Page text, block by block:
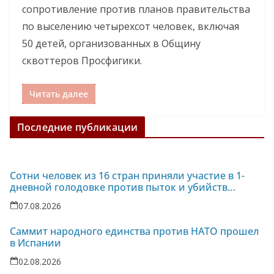
сопротивление против планов правительства
по выселению четырехсот человек, включая
50 детей, организованных в Общину
сквоттеров Просфигики.
Читать далее
Последние публикации
Сотни человек из 16 стран приняли участие в 1-
дневной голодовке против пыток и убийств
политзаключенных на Украине
07.08.2026
Саммит народного единства против НАТО прошел
в Испании
02.08.2026